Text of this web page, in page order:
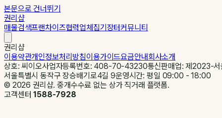
본문으로 건너뛰기
권리샵
매물검색프랜차이즈협력업체집기장터커뮤니티
권리샵
이용약관개인정보처리방침이용가이드요금안내회사소개
상호: 씨이오사업자등록번호: 408-70-43230통신판매업: 제2023-
서울특별시 동작구 장승배기로4길 9운영시간: 평일 09:00 - 18:00
© 2026 권리샵. 중개수수료 없는 상가 직거래 플랫폼.
고객센터1588-7928